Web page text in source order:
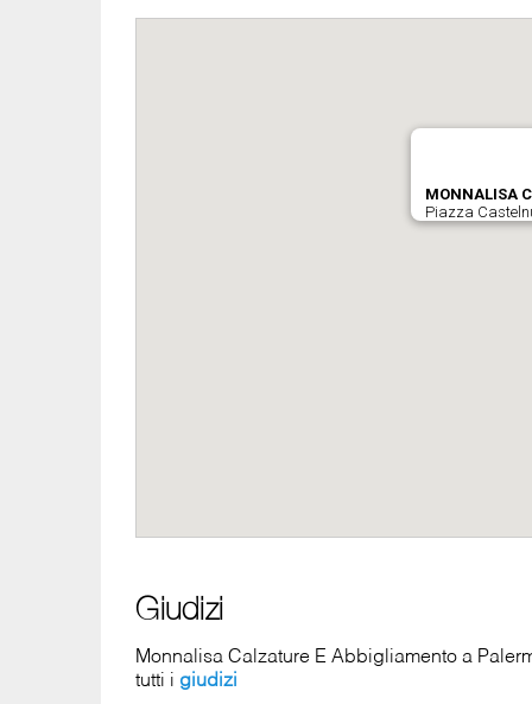
Giudizi
Monnalisa Calzature E Abbigliamento a
tutti i giudizi